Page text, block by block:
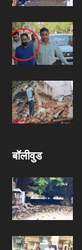
बॉलीवुड